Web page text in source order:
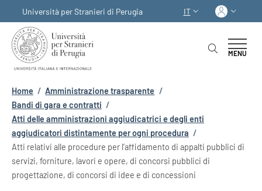
Università per Stranieri di Perugia
SELETTORE LINGUA:
IT
MENU
Briciole di pane
Home / Amministrazione trasparente /
Bandi di gara e contratti /
Atti delle amministrazioni aggiudicatrici e degli enti
aggiudicatori distintamente per ogni procedura /
Atti relativi alle procedure per l’affidamento di appalti pubblici di
servizi, forniture, lavori e opere, di concorsi pubblici di
progettazione, di concorsi di idee e di concessioni